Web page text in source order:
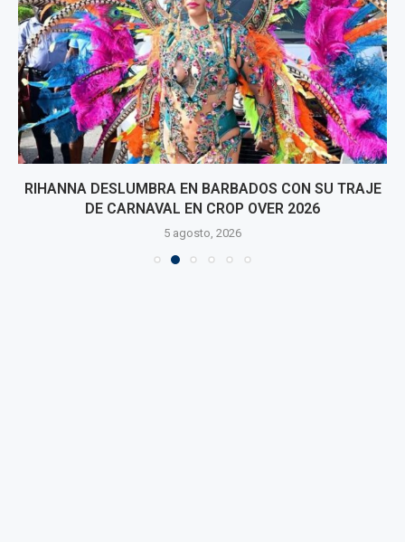
RIHANNA DESLUMBRA EN BARBADOS CON SU TRAJE
DE CARNAVAL EN CROP OVER 2026
5 agosto, 2026